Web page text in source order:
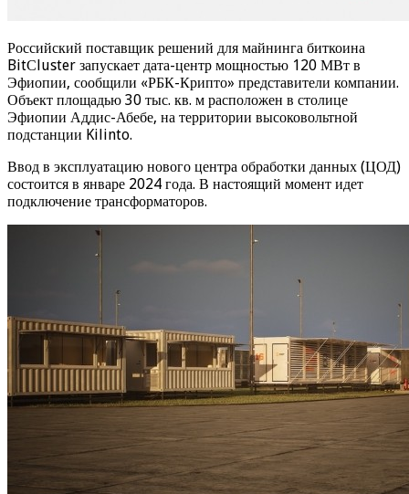
Российский поставщик решений для майнинга биткоина
BitСluster запускает дата-центр мощностью 120 МВт в
Эфиопии, сообщили «РБК-Крипто» представители компании.
Объект площадью 30 тыс. кв. м расположен в столице
Эфиопии Аддис-Абебе, на территории высоковольтной
подстанции Kilinto.
Ввод в эксплуатацию нового центра обработки данных (ЦОД)
состоится в январе 2024 года. В настоящий момент идет
подключение трансформаторов.